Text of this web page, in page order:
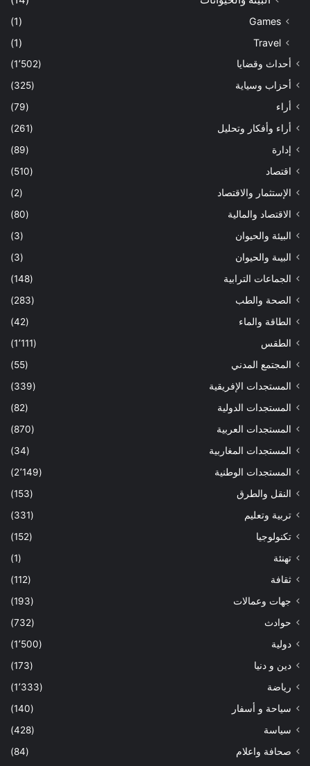
Games
(1)
Travel
(1)
أحداث وقضايا
(1٬502)
أحزاب وسياية
(325)
أراء
(79)
أراء وأفكار وتحليل
(261)
إدارة
(89)
اقتصاد
(510)
الإستثمار والاقتصاد
(2)
الاقتصاد والمالية
(80)
البيئة والحيوان
(3)
البيىة والحيوان
(3)
الجماعات الترابية
(148)
الصحة والطب
(283)
الطاقة والماء
(42)
الطقس
(1٬111)
المجتمع المدني
(55)
المستجدات الإفريقية
(339)
المستجدات الدولية
(82)
المستجدات العربية
(870)
المستجدات المغاربية
(34)
المستجدات الوطنية
(2٬149)
النقل والطرق
(153)
تربية وتعليم
(331)
تكنولوجيا
(152)
تهنئة
(1)
ثقافة
(112)
جهات وعمالات
(193)
حوادث
(732)
دولية
(1٬500)
دين و دنيا
(173)
رياضة
(1٬333)
سياحة و أسفار
(140)
سياسة
(428)
صحافة واعلام
(84)